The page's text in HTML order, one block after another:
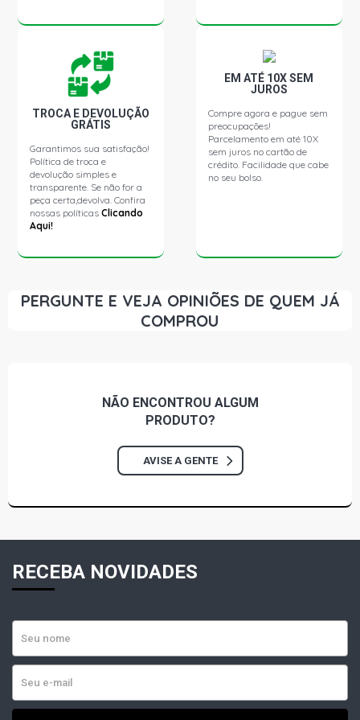
TROCA E DEVOLUÇÃO
GRÁTIS
Garantimos sua satisfação!
Política de troca e
devolução simples e
transparente. Se não for a
peça certa,devolva. Confira
nossas políticasClicando
Aqui!
EM ATÉ 10X SEM
JUROS
Compre agora e pague sem
preocupações!
Parcelamento em até 10X
sem juros no cartão de
crédito. Facilidade que cabe
no seu bolso.
PERGUNTE E VEJA OPINIÕES DE QUEM JÁ
COMPROU
NÃO ENCONTROU ALGUM
PRODUTO?
AVISE A GENTE
RECEBA NOVIDADES